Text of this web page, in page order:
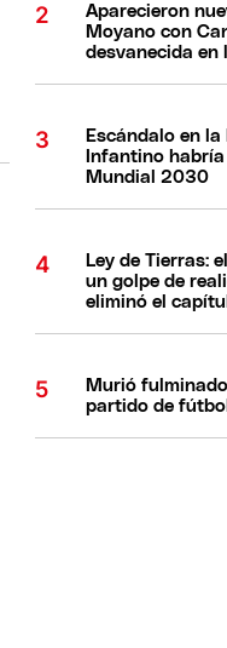
Aparecieron
Moyano con
desvanecida en
Escándalo en la
Infantino
Mundial 2030
Ley de Tierras:
un golpe de
eliminó el
Murió
partido de